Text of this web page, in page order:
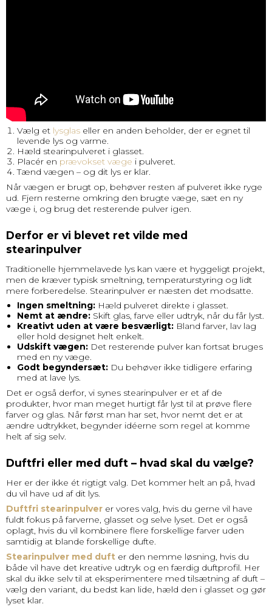
Vælg et lysglaseller en anden beholder, der er egnet til
levende lys og varme.
Hæld stearinpulveret i glasset.
Placér en prævokset væge i pulveret.
Tænd vægen – og dit lys er klar.
Når vægen er brugt op, behøver resten af pulveret ikke ryge
ud. Fjern resterne omkring den brugte væge, sæt en ny
væge i, og brug det resterende pulver igen.
Derfor er vi blevet ret vilde med
stearinpulver
Traditionelle hjemmelavede lys kan være et hyggeligt projekt,
men de kræver typisk smeltning, temperaturstyring og lidt
mere forberedelse. Stearinpulver er næsten det modsatte.
Ingen smeltning:Hæld pulveret direkte i glasset.
Nemt at ændre:Skift glas, farve eller udtryk, når du får lyst.
Kreativt uden at være besværligt:Bland farver, lav lag
eller hold designet helt enkelt.
Udskift vægen:Det resterende pulver kan fortsat bruges
med en ny væge.
Godt begyndersæt:Du behøver ikke tidligere erfaring
med at lave lys.
Det er også derfor, vi synes stearinpulver er et af de
produkter, hvor man meget hurtigt får lyst til at prøve flere
farver og glas. Når først man har set, hvor nemt det er at
ændre udtrykket, begynder idéerne som regel at komme
helt af sig selv.
Duftfri eller med duft – hvad skal du vælge?
Her er der ikke ét rigtigt valg. Det kommer helt an på, hvad
du vil have ud af dit lys.
Duftfri stearinpulver er vores valg, hvis du gerne vil have
fuldt fokus på farverne, glasset og selve lyset. Det er også
oplagt, hvis du vil kombinere flere forskellige farver uden
samtidig at blande forskellige dufte.
Stearinpulver med duft er den nemme løsning, hvis du
både vil have det kreative udtryk og en færdig duftprofil. Her
skal du ikke selv til at eksperimentere med tilsætning af duft –
vælg den variant, du bedst kan lide, hæld den i glasset og gør
lyset klar.